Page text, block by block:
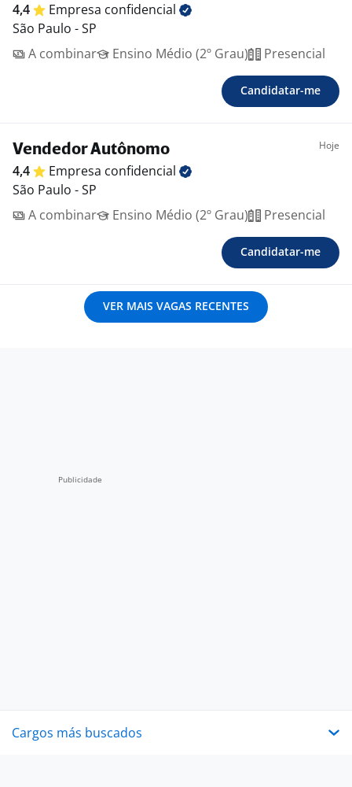
4,4 Empresa confidencial
São Paulo - SP
A combinar
Ensino Médio (2º Grau) Presencial
Candidatar-me
Vendedor Autônomo Hoje
4,4 Empresa confidencial
São Paulo - SP
A combinar
Ensino Médio (2º Grau) Presencial
Candidatar-me
VER MAIS VAGAS RECENTES
Cargos más buscados